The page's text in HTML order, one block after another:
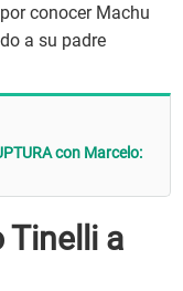
conocer Machu
a su padre
con Marcelo:
Tinelli a